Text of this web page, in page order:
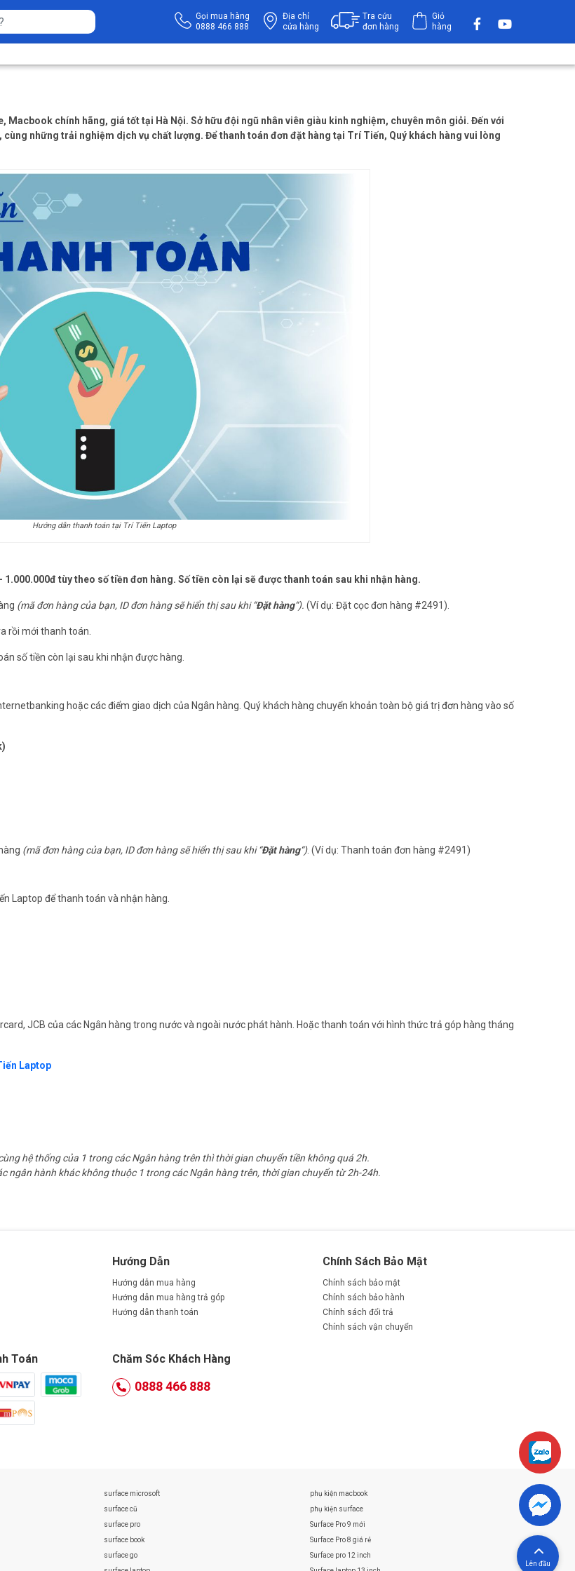
Gọi mua hàng
0888 466 888
Địa chỉ
cửa hàng
Tra cứu
đơn hàng
Giỏ
hàng
chính hãng, giá tốt tại Hà Nội. Sở hữu đội ngũ nhân viên giàu kinh nghiệm, chuyên môn giỏi. Đến với
những trải nghiệm dịch vụ chất lượng. Để thanh toán đơn đặt hàng tại Trí Tiến, Quý khách hàng vui lòng
Hướng dẫn thanh toán tại Trí Tiến Laptop
tùy theo số tiền đơn hàng. Số tiền còn lại sẽ được thanh toán sau khi nhận hàng.
(mã đơn hàng của bạn, ID đơn hàng sẽ hiển thị sau khi “Đặt hàng“). (Ví dụ: Đặt cọc đơn hàng #2491).
rồi mới thanh toán.
số tiền còn lại sau khi nhận được hàng.
hoặc các điểm giao dịch của Ngân hàng. Quý khách hàng chuyển khoản toàn bộ giá trị đơn hàng vào số
(mã đơn hàng của bạn, ID đơn hàng sẽ hiển thị sau khi “Đặt hàng“). (Ví dụ: Thanh toán đơn hàng #2491)
Laptop để thanh toán và nhận hàng.
JCB của các Ngân hàng trong nước và ngoài nước phát hành. Hoặc thanh toán với hình thức trả góp hàng tháng
Laptop
hệ thống của 1 trong các Ngân hàng trên thì thời gian chuyển tiền không quá 2h.
ngân hành khác không thuộc 1 trong các Ngân hàng trên, thời gian chuyển từ 2h-24h.
Hướng Dẫn
Hướng dẫn mua hàng
Hướng dẫn mua hàng trả góp
Hướng dẫn thanh toán
Chính Sách Bảo Mật
Chính sách bảo mật
Chính sách bảo hành
Chính sách đổi trả
Chính sách vận chuyển
Toán Chăm Sóc Khách Hàng
0888 466 888
surface microsoft
surface cũ
surface pro
surface book
surface go
phụ kiện macbook
phụ kiện surface
Surface Pro 9 mới
Surface Pro 8 giá rẻ
Surface pro 12 inch
Lên đầu